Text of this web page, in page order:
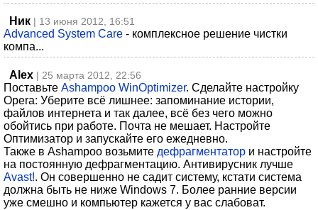
Ник | 13 июня 2012, 16:51
Advanced System Care - комплексное решение чистки
компа...
Alex | 25 марта 2012, 22:56
Поставьте Ashampoo WinOptimizer. Сделайте настройку
Opera: Уберите всё лишнее: запоминание истории,
файлов интернета и так далее, всё без чего можно
обойтись при работе. Почта не мешает. Настройте
Оптимизатор и запускайте его ежедневно.
Также в Ashampoo возьмите дефрагментатор и настройте
на постоянную дефрагментацию. Антивирусник лучше
Avast!. Он совершенно не садит систему, кстати система
должна быть не ниже Windows 7. Более ранние версии
уже смешно и компьютер кажется у вас слабоват.